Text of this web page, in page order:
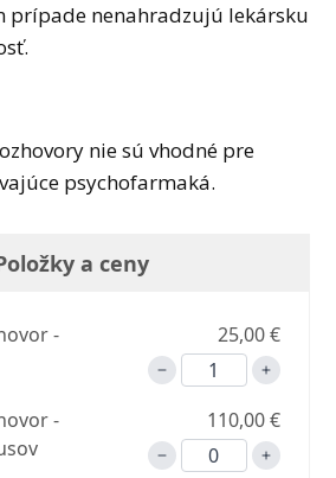
prípade nenahradzujú lekársku
nie sú vhodné pre
psychofarmaká.
a ceny
-
25,00 €
-
110,00 €